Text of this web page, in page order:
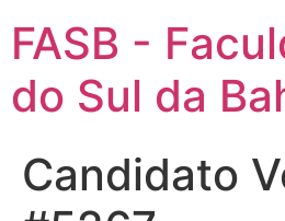
FASB -
do Sul da
Candidato